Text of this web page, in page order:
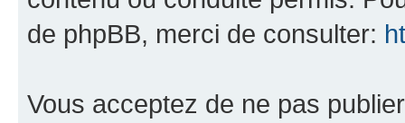
de phpBB, merci de consulter:
Vous acceptez de ne pas